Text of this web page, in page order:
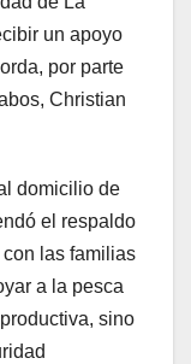
un apoyo
por parte
Christian
domicilio de
el respaldo
las familias
a la pesca
sino